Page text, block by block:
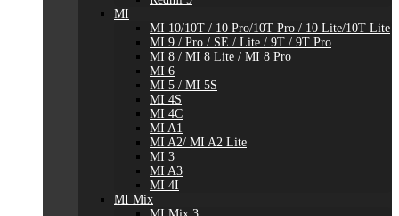
MI
MI 10/10T / 10 Pro/10T Pro / 10 Lite/10T Lite
MI 9 / Pro / SE / Lite / 9T / 9T Pro
MI 8 / MI 8 Lite / MI 8 Pro
MI 6
MI 5 / MI 5S
MI 4S
MI 4C
MI A1
MI A2/ MI A2 Lite
MI 3
MI A3
MI 4I
MI Mix